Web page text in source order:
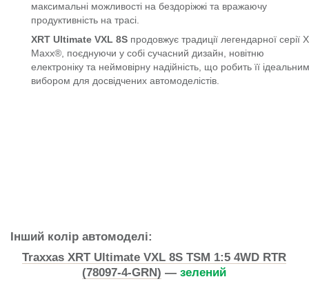
максимальні можливості на бездоріжжі та вражаючу
продуктивність на трасі.
XRT Ultimate VXL 8Sпродовжує традиції легендарної серії
Maxx®, поєднуючи у собі сучасний дизайн, новітню
електроніку та неймовірну надійність, що робить її ідеальним
вибором для досвідчених автомоделістів.
Інший колір автомоделі:
Traxxas XRT Ultimate VXL 8S TSM 1:5 4WD RTR
(78097-4-GRN) —зелений